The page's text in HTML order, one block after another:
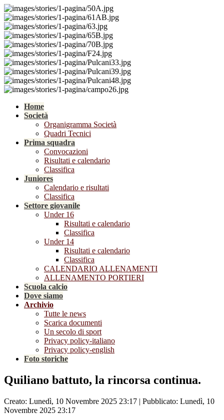
Home
Società
Organigramma Società
Quadri Tecnici
Prima squadra
Convocazioni
Risultati e calendario
Classifica
Juniores
Calendario e risultati
Classifica
Settore giovanile
Under 16
Risultati e calendario
Classifica
Under 14
Risultati e calendario
Classifica
CALENDARIO ALLENAMENTI
ALLENAMENTO PORTIERI
Scuola calcio
Dove siamo
Archivio
Tutte le news
Scarica documenti
Un secolo di sport
Privacy policy-italiano
Privacy policy-english
Foto storiche
Quiliano battuto, la rincorsa continua.
Creato: Lunedì, 10 Novembre 2025 23:17 | Pubblicato: Lunedì, 10
Novembre 2025 23:17